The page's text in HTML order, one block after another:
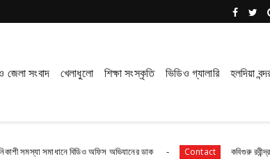
জেলা সংবাদ খেলাধুলো শিক্ষা সংস্কৃতি ভিডিও গ্যালারি হলদিয়া
বিডিও অফিস অভিযানের ডাক Contact কবিগুরু রবীন্দ্রনাথ ঠাকুরের